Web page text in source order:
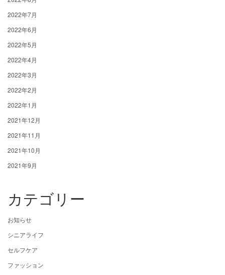
2022年7月
2022年6月
2022年5月
2022年4月
2022年3月
2022年2月
2022年1月
2021年12月
2021年11月
2021年10月
2021年9月
カテゴリー
お知らせ
シニアライフ
セルフケア
ファッション